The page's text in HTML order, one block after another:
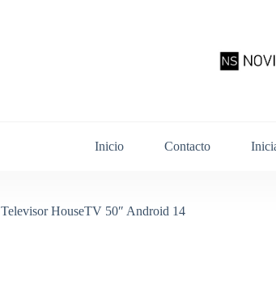
Inicio Contacto
Televisor HouseTV 50″ Android 14